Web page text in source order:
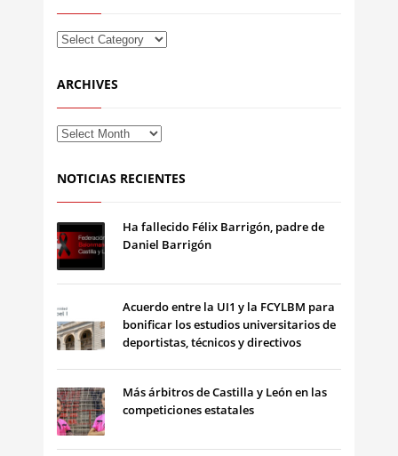
ARCHIVES
NOTICIAS RECIENTES
Ha fallecido Félix Barrigón, padre de
Daniel Barrigón
Acuerdo entre la UI1 y la FCYLBM para
bonificar los estudios universitarios de
deportistas, técnicos y directivos
Más árbitros de Castilla y León en las
competiciones estatales